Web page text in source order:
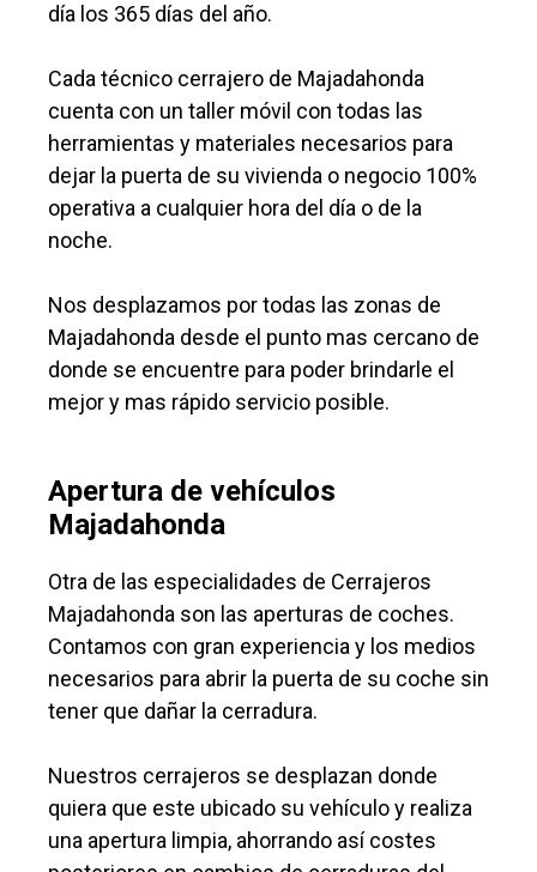
día los 365 días del año.
Cada técnico cerrajero de Majadahonda
cuenta con un taller móvil con todas las
herramientas y materiales necesarios para
dejar la puerta de su vivienda o negocio 100%
operativa a cualquier hora del día o de la
noche.
Nos desplazamos por todas las zonas de
Majadahonda desde el punto mas cercano de
donde se encuentre para poder brindarle el
mejor y mas rápido servicio posible.
Apertura de vehículos
Majadahonda
Otra de las especialidades de Cerrajeros
Majadahonda son las aperturas de coches.
Contamos con gran experiencia y los medios
necesarios para abrir la puerta de su coche sin
tener que dañar la cerradura.
Nuestros cerrajeros se desplazan donde
quiera que este ubicado su vehículo y realiza
una apertura limpia, ahorrando así costes